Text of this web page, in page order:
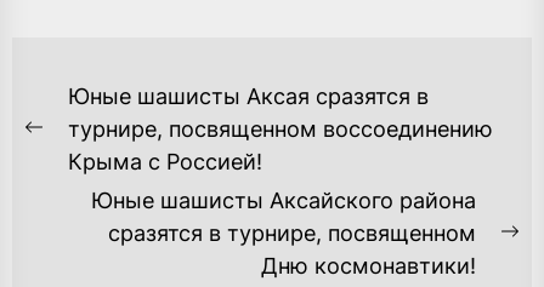
НАВИГАЦИЯ
ПО
ЗАПИСЯМ
Предыдущая
запись:
Юные шашисты Аксая сразятся в
турнире, посвященном воссоединению
Крыма с Россией!
Юные шашисты Аксайского района
сразятся в турнире, посвященном
Дню космонавтики!